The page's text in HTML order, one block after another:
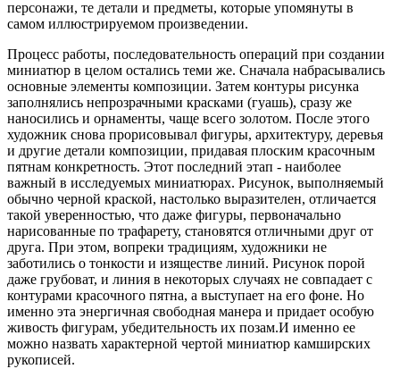
персонажи, те детали и предметы, которые упомянуты в
самом иллюстрируемом произведении.
Процесс работы, последовательность операций при создании
миниатюр в целом остались теми же. Сначала набрасывались
основные элементы композиции. Затем контуры рисунка
заполнялись непрозрачными красками (гуашь), сразу же
наносились и орнаменты, чаще всего золотом. После этого
художник снова прорисовывал фигуры, архитектуру, деревья
и другие детали композиции, придавая плоским красочным
пятнам конкретность. Этот последний этап - наиболее
важный в исследуемых миниатюрах. Рисунок, выполняемый
обычно черной краской, настолько выразителен, отличается
такой уверенностью, что даже фигуры, первоначально
нарисованные по трафарету, становятся отличными друг от
друга. При этом, вопреки традициям, художники не
заботились о тонкости и изяществе линий. Рисунок порой
даже грубоват, и линия в некоторых случаях не совпадает с
контурами красочного пятна, а выступает на его фоне. Но
именно эта энергичная свободная манера и придает особую
живость фигурам, убедительность их позам.И именно ее
можно назвать характерной чертой миниатюр камширских
рукописей.